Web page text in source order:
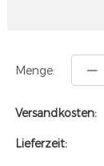
Menge:
Versandkosten:
Lieferzeit: